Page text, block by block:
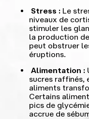
Stress :Le
niveaux de
stimuler les
la production
peut obstruer
éruptions.
Alimentation :
sucres raffinés,
aliments
Certains
pics de
accrue de